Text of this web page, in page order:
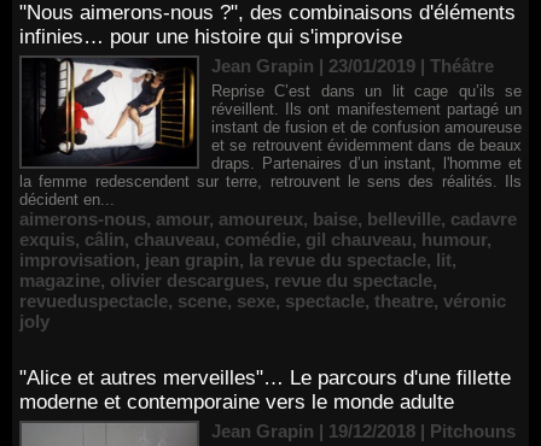
"Nous aimerons-nous ?", des combinaisons d'éléments
infinies… pour une histoire qui s'improvise
Jean Grapin | 23/01/2019 | Théâtre
Reprise C’est dans un lit cage qu’ils se
réveillent. Ils ont manifestement partagé un
instant de fusion et de confusion amoureuse
et se retrouvent évidemment dans de beaux
draps. Partenaires d’un instant, l'homme et
la femme redescendent sur terre, retrouvent le sens des réalités. Ils
décident en...
aimerons-nous, amour, amoureux, baise, belleville, cadavre
exquis, câlin, chauveau, comédie, gil chauveau, humour,
improvisation, jean grapin, la revue du spectacle, lit,
magazine, olivier descargues, revue du spectacle,
revueduspectacle, scene, sexe, spectacle, theatre, véronic
joly
"Alice et autres merveilles"… Le parcours d'une fillette
moderne et contemporaine vers le monde adulte
Jean Grapin | 19/12/2018 | Pitchouns